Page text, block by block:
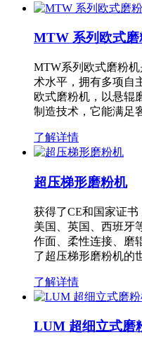
MTW 系列欧式磨
MTW系列欧式磨粉
术水平，拥有多项自
欧式磨粉机，以悬辊
制造技术，它能满足
了解详情
超压梯形磨粉机
获得了CE和国家证书
美国、英国、西班牙
作面、柔性连接、磨
了超压梯形磨粉机的
了解详情
LUM 超细立式磨